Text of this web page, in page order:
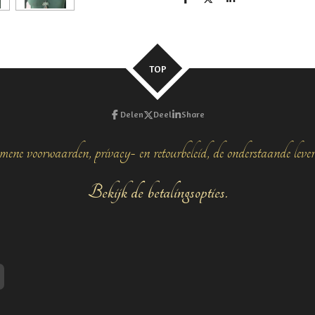
D
D
S
TOP
Delen Deel Share
voorwaarden, privacy- en retourbeleid, de onderstaande
Bekijk de betalingsopties.